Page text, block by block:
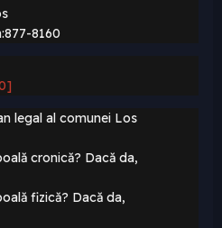
8160
legal al comunei Los
cronică? Dacă da,
fizică? Dacă da,